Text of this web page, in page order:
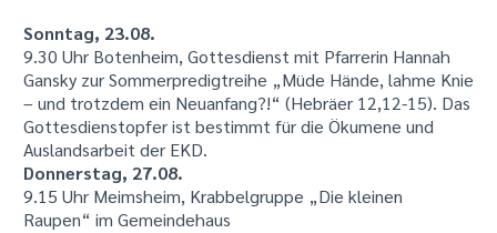
Sonntag, 23.08.
9.30 Uhr Botenheim, Gottesdienst mit Pfarrerin Hannah
Gansky zur Sommerpredigtreihe „Müde Hände, lahme Knie
– und trotzdem ein Neuanfang?!“ (Hebräer 12,12-15). Das
Gottesdienstopfer ist bestimmt für die Ökumene und
Auslandsarbeit der EKD.
Donnerstag, 27.08.
9.15 Uhr Meimsheim, Krabbelgruppe „Die kleinen
Raupen“ im Gemeindehaus